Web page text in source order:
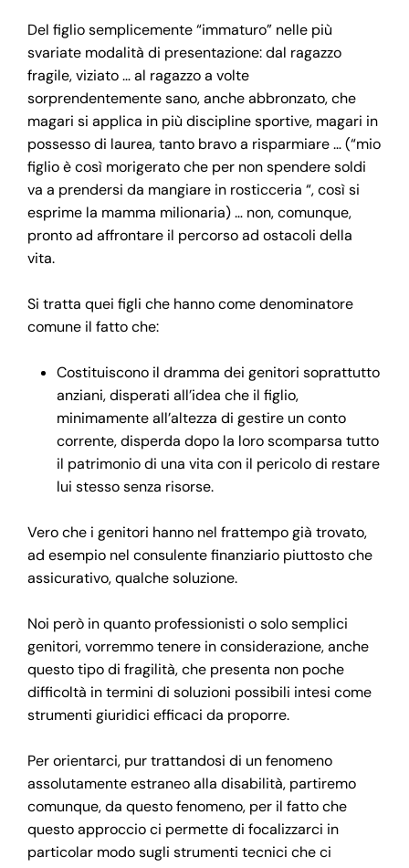
Del figlio semplicemente “immaturo” nelle più
svariate modalità di presentazione: dal ragazzo
fragile, viziato … al ragazzo a volte
sorprendentemente sano, anche abbronzato, che
magari si applica in più discipline sportive, magari in
possesso di laurea, tanto bravo a risparmiare … (“mio
figlio è così morigerato che per non spendere soldi
va a prendersi da mangiare in rosticceria “, così si
esprime la mamma milionaria) … non, comunque,
pronto ad affrontare il percorso ad ostacoli della
vita.
Si tratta quei figli che hanno come denominatore
comune il fatto che:
Costituiscono il dramma dei genitori soprattutto
anziani, disperati all’idea che il figlio,
minimamente all’altezza di gestire un conto
corrente, disperda dopo la loro scomparsa tutto
il patrimonio di una vita con il pericolo di restare
lui stesso senza risorse.
Vero che i genitori hanno nel frattempo già trovato,
ad esempio nel consulente finanziario piuttosto che
assicurativo, qualche soluzione.
Noi però in quanto professionisti o solo semplici
genitori, vorremmo tenere in considerazione, anche
questo tipo di fragilità, che presenta non poche
difficoltà in termini di soluzioni possibili intesi come
strumenti giuridici efficaci da proporre.
Per orientarci, pur trattandosi di un fenomeno
assolutamente estraneo alla disabilità, partiremo
comunque, da questo fenomeno, per il fatto che
questo approccio ci permette di focalizzarci in
particolar modo sugli strumenti tecnici che ci